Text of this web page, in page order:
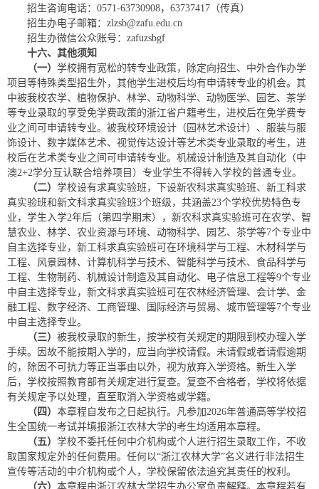
招生咨询电话：0571-63730908，63737417（传真）
招生办电子邮箱：zlzsb@zafu.edu.cn
招生办微信公众账号：zafuzsbgf
十六、其他须知
（一） 学校拥有宽松的转专业政策，除定向招生、中外合作办学
项目等特殊类型招生外，其他学生进校后均有申请转专业的机会。其
中被我校农学、植物保护、林学、动物科学、动物医学、园艺、茶学
等专业录取的享受免学费政策的浙江省户籍考生，进校后在免学费专
业之间可申请转专业。被我校环境设计（园林艺术设计）、服装与服
饰设计、数字媒体艺术、视觉传达设计等艺术类专业录取的考生，进
校后在艺术类专业之间可申请转专业。机械设计制造及其自动化（中
澳2+2学分互认联合培养项目）专业学生不得转入学校的普通专业。
（二） 学校设有求真实验班，下设新农科求真实验班、新工科求
真实验班和新文科求真实验班3个班级，共涵盖23个学校优势特色专
业，学生入学2年后（第四学期末），新农科求真实验班可在农学、智
慧农业、林学、农业资源与环境、动物科学、园艺、茶学等7个专业中
自主选择专业，新工科求真实验班可在环境科学与工程、木材科学与
工程、风景园林、计算机科学与技术、智能科学与技术、食品科学与
工程、生物制药、机械设计制造及其自动化、电子信息工程等9个专业
中自主选择专业，新文科求真实验班可在农林经济管理、会计学、金
融工程、数字经济、工商管理、国际经济与贸易、城市管理等7个专业
中自主选择专业。
（三） 被我校录取的新生，按学校有关规定的期限到校办理入学
手续。因故不能按期入学的，应当向学校请假。未请假或者请假逾期
的，除因不可抗力等正当事由以外，视为放弃入学资格。新生入学
后，学校按照教育部有关规定进行复查。复查不合格者，学校将依据
有关规定予以处理，直至取消入学资格或学籍。
（四） 本章程自发布之日起执行。凡参加2026年普通高等学校招
生全国统一考试并填报浙江农林大学的考生均适用本章程。
（五） 学校不委托任何中介机构或个人进行招生录取工作，不收
取国家规定外的任何费用。任何以“浙江农林大学”名义进行非法招生
宣传等活动的中介机构或个人，学校保留依法追究其责任的权利。
（六） 本章程由浙江农林大学招生办公室负责解释。本章程若有